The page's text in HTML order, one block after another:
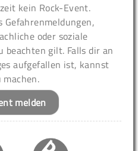
kein Rock-Event.
Gefahrenmeldungen,
oder soziale
beachten gilt. Falls dir an
aufgefallen ist, kannst
melden